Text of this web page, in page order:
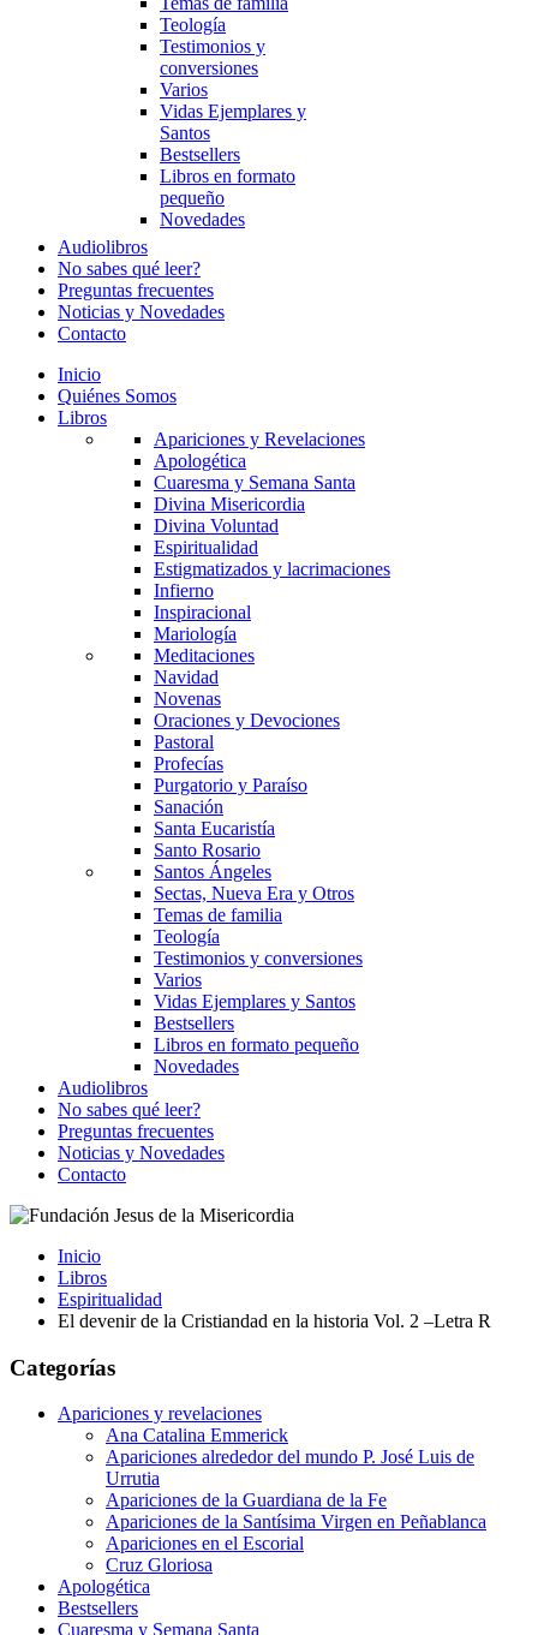
Teología
Testimonios y
conversiones
Varios
Vidas Ejemplares y
Santos
Bestsellers
Libros en formato
pequeño
Novedades
Audiolibros
No sabes qué leer?
Preguntas frecuentes
Noticias y Novedades
Contacto
Inicio
Quiénes Somos
Libros
Apariciones y Revelaciones
Apologética
Cuaresma y Semana Santa
Divina Misericordia
Divina Voluntad
Espiritualidad
Estigmatizados y lacrimaciones
Infierno
Inspiracional
Mariología
Meditaciones
Navidad
Novenas
Oraciones y Devociones
Pastoral
Profecías
Purgatorio y Paraíso
Sanación
Santa Eucaristía
Santo Rosario
Santos Ángeles
Sectas, Nueva Era y Otros
Temas de familia
Teología
Testimonios y conversiones
Varios
Vidas Ejemplares y Santos
Bestsellers
Libros en formato pequeño
Novedades
Audiolibros
No sabes qué leer?
Preguntas frecuentes
Noticias y Novedades
Contacto
Inicio
Libros
Espiritualidad
El devenir de la Cristiandad en la historia Vol. 2 –Letra R
Categorías
Apariciones y revelaciones
Ana Catalina Emmerick
Apariciones alrededor del mundo P. José Luis de
Urrutia
Apariciones de la Guardiana de la Fe
Apariciones de la Santísima Virgen en Peñablanca
Apariciones en el Escorial
Cruz Gloriosa
Apologética
Bestsellers
Cuaresma y Semana Santa